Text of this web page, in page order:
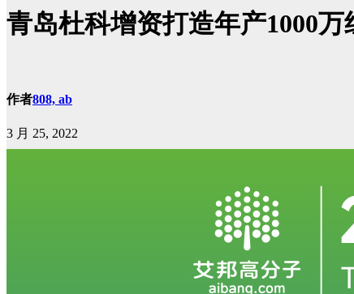
青岛杜科增资打造年产1000
作者808, ab
3 月 25, 2022